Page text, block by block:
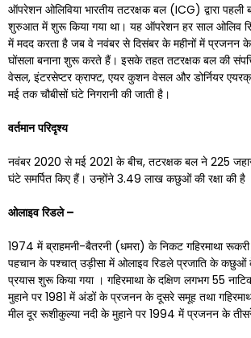
ऑपरेशन ओलिविया भारतीय तटरक्षक बल (ICG) द्वारा
शुरुआत में शुरू किया गया था। यह ऑपरेशन हर साल ओलिव
में मदद करता है जब वे नवंबर से दिसंबर के महीनों में प्रजनन
घोंसला बनाना शुरू करते हैं। इसके तहत तटरक्षक बल की
वेसल, इंटरसेप्टर क्राफ्ट, एयर कुशन वेसल और डोर्नियर
मई तक चौबीसों घंटे निगरानी की जाती है।
वर्तमान परिदृश्य
नवंबर 2020 से मई 2021 के बीच, तटरक्षक बल ने 225
घंटे समर्पित किए हैं। उन्होंने 3.49 लाख कछुओं की रक्षा की है
ओलाइव रिडले–
1974 में ब्राहमनी-बैतरनी (धमरा) के निकट गहिरमाथा
पहचान के पश्चात् उड़ीसा में ओलाइव रिडले प्रजाति के कछुओं
प्रयास शुरू किया गया । गहिरमाथा के दक्षिण लगभग 55
मुहाने पर 1981 में अंडों के प्रजनन के दूसरे समूह तथा
मील दूर रूशीकुल्या नदी के मुहाने पर 1994 में प्रजनन के